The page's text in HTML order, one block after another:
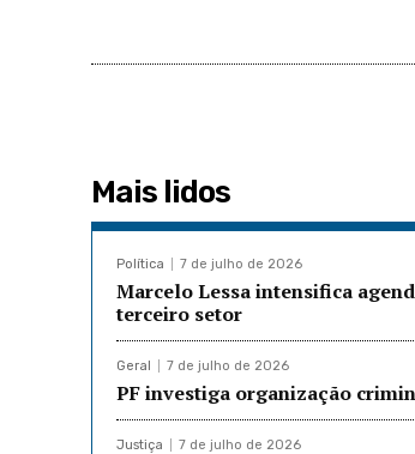
Mais lidos
Política 7 de julho de 2026
Marcelo Lessa intensifica
terceiro setor
Geral 7 de julho de 2026
PF investiga organização
Justiça 7 de julho de 2026